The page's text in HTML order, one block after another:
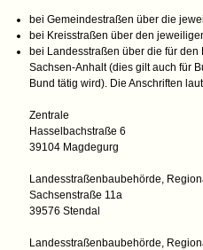
bei Gemeindestraßen über die
bei Kreisstraßen über den
bei Landesstraßen über die für
Sachsen-Anhalt (dies gilt auch für
Bund tätig wird). Die Anschriften
Zentrale
Hasselbachstraße 6
39104 Magdegurg
Landesstraßenbaubehörde,
Sachsenstraße 11a
39576 Stendal
Landesstraßenbaubehörde,